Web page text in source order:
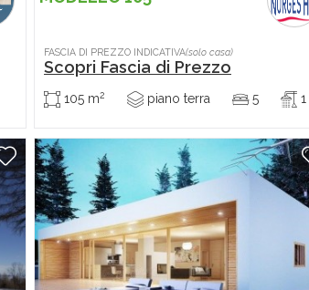
FASCIA DI PREZZO INDICATIVA(solo casa)
Scopri Fascia di Prezzo
105 m2 piano terra 5 1